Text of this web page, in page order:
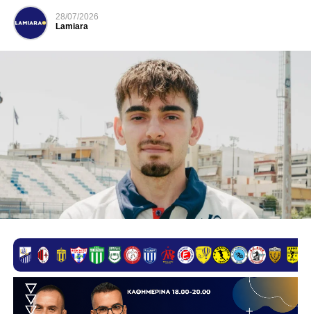
28/07/2026
Lamiara